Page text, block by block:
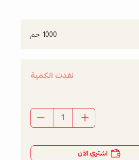
1000 جم
نفدت الكمية
اشتري الآن